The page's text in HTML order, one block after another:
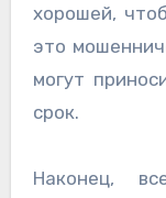
хорошей,
это
могут
срок.
Наконец,